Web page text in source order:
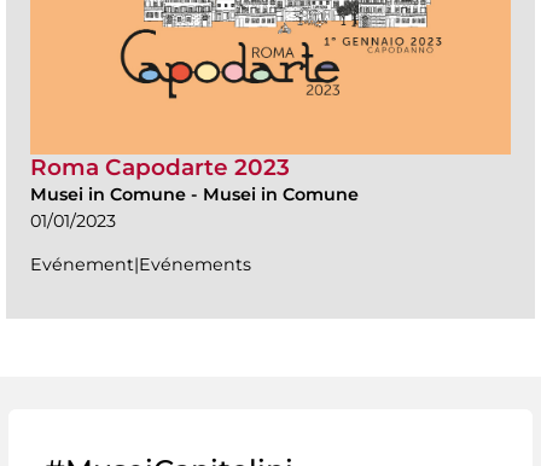
Roma Capodarte 2023
Musei in Comune - Musei in Comune
01/01/2023
Evénement|Evénements